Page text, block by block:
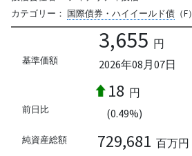
カテゴリー： 国際債券・ハイイールド債（F）
基準価額
3,655 円
2026年08月07日
前日比
18 円
(0.49%)
純資産総額 729,681 百万円